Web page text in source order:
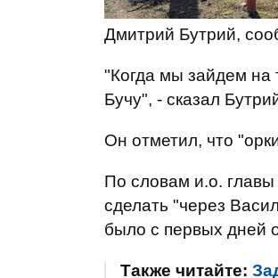
Дмитрий Бутрий,
"Когда мы зайдем
Бучу", - сказал
Он отметил, что
По словам и.о.
сделать "через
было с первых дней
Также читайте: